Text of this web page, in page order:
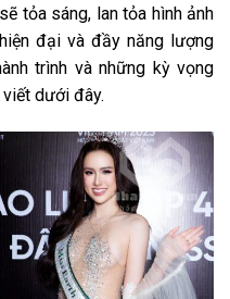
tỏa sáng, lan tỏa hình ảnh
đại và đầy năng lượng
trình và những kỳ vọng
dưới đây.